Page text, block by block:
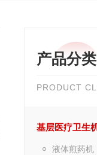
产品分类
PRODUCT
液体煎药机